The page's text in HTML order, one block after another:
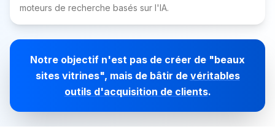
moteurs de recherche basés sur l'IA.
Notre objectif n'est pas de créer de "beaux
sites vitrines", mais de bâtir de véritables
outils d'acquisition de clients.